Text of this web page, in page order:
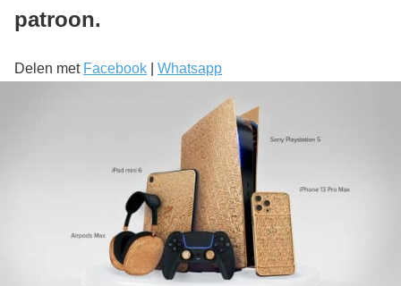
patroon.
Delen met Facebook Whatsapp